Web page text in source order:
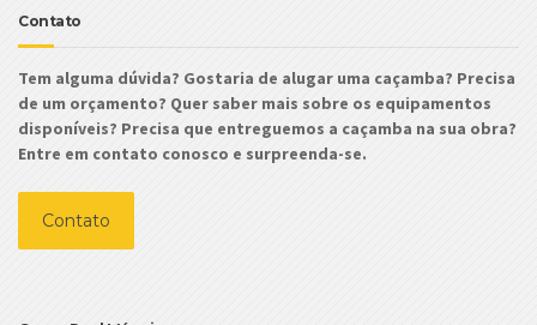
Contato
Tem alguma dúvida? Gostaria de alugar uma caçamba? Precisa
de um orçamento? Quer saber mais sobre os equipamentos
disponíveis? Precisa que entreguemos a caçamba na sua obra?
Entre em contato conosco e surpreenda-se.
Contato